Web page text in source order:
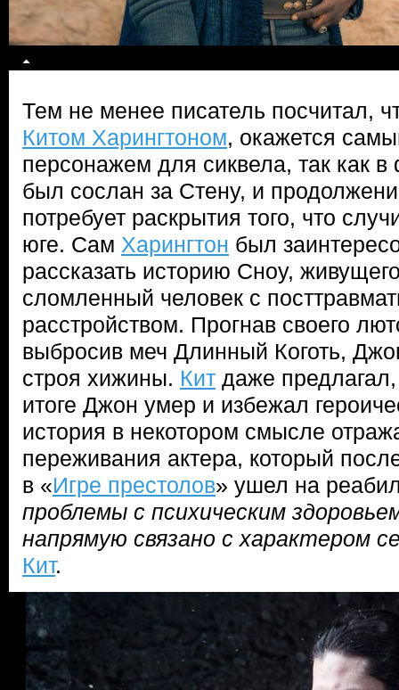
Тем не менее писатель посчитал,
Китом Харингтоном, окажется
персонажем для сиквела, так как
был сослан за Стену, и
потребует раскрытия того, что
юге. Сам Харингтон был
рассказать историю Сноу,
сломленный человек с
расстройством. Прогнав своего
выбросив меч Длинный Коготь,
строя хижины. Кит даже
итоге Джон умер и избежал
история в некотором смысле
переживания актера, который
в «Игре престолов» ушел на
проблемы с психическим
напрямую связано с характером
Кит.